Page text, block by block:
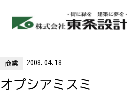
商業 2008.04.18
オプシアミスミ